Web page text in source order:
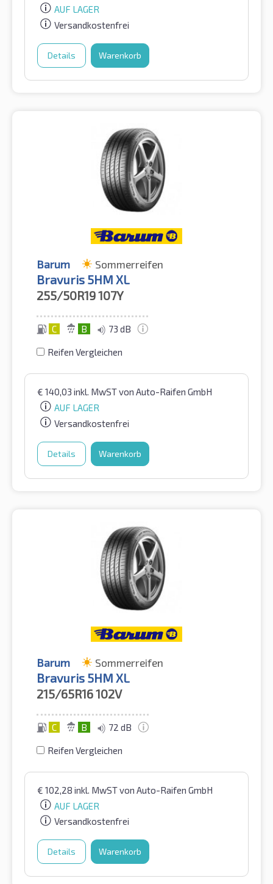
AUF LAGER
Versandkostenfrei
Details Warenkorb
Barum Sommerreifen
Bravuris 5HM XL
255/50R19107Y
C B 73 dB
Reifen Vergleichen
€ 140,03 inkl. MwSTvon Auto-Raifen GmbH
AUF LAGER
Versandkostenfrei
Details Warenkorb
Barum Sommerreifen
Bravuris 5HM XL
215/65R16102V
C B 72 dB
Reifen Vergleichen
€ 102,28 inkl. MwSTvon Auto-Raifen GmbH
AUF LAGER
Versandkostenfrei
Details Warenkorb